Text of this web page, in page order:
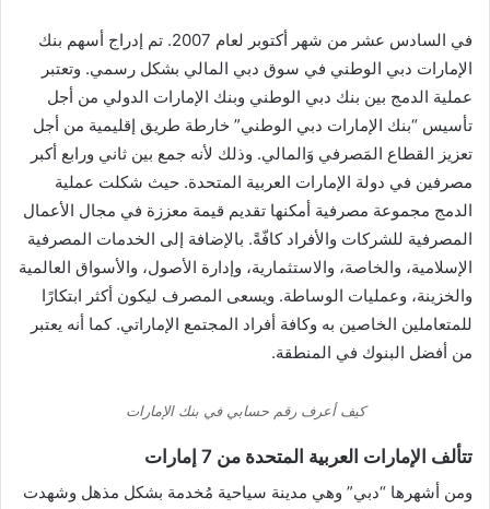
في السادس عشر من شهر أكتوبر لعام 2007. تم إدراج أسهم بنك
الإمارات دبي الوطني في سوق دبي المالي بشكل رسمي. وتعتبر
عملية الدمج بين بنك دبي الوطني وبنك الإمارات الدولي من أجل
تأسيس “بنك الإمارات دبي الوطني” خارطة طريق إقليمية من أجل
تعزيز القطاع المَصرفي وَالمالي. وذلك لأنه جمع بين ثاني ورابع أكبر
مصرفين في دولة الإمارات العربية المتحدة. حيث شكلت عملية
الدمج مجموعة مصرفية أمكنها تقديم قيمة معززة في مجال الأعمال
المصرفية للشركات والأفراد كافّةً. بالإضافة إلى الخدمات المصرفية
الإسلامية، والخاصة، والاستثمارية، وإدارة الأصول، والأسواق العالمية
والخزينة، وعمليات الوساطة. ويسعى المصرف ليكون أكثر ابتكارًا
للمتعاملين الخاصين به وكافة أفراد المجتمع الإماراتي. كما أنه يعتبر
من أفضل البنوك في المنطقة.
كيف أعرف رقم حسابي في بنك الإمارات
تتألف الإمارات العربية المتحدة من 7 إمارات
ومن أشهرها “دبي” وهي مدينة سياحية مُخدمة بشكل مذهل وشهدت